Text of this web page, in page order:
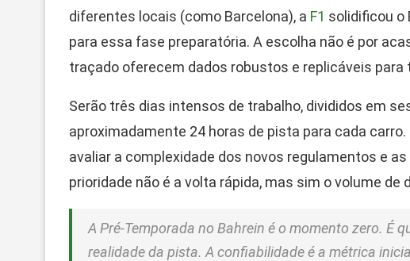
diferentes locais (como Barcelona), a F1 solidificou o
para essa fase preparatória. A escolha não é por
traçado oferecem dados robustos e replicáveis para
Serão três dias intensos de trabalho, divididos em
aproximadamente 24 horas de pista para cada
avaliar a complexidade dos novos regulamentos e
prioridade não é a volta rápida, mas sim o volume
A Pré-Temporada no Bahrein é o momento zero. É
realidade da pista. A confiabilidade é a métrica